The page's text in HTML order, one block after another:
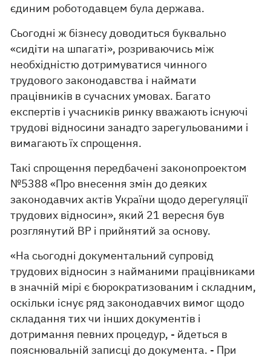
єдиним роботодавцем була держава.
Сьогодні ж бізнесу доводиться буквально
«сидіти на шпагаті», розриваючись між
необхідністю дотримуватися чинного
трудового законодавства і наймати
працівників в сучасних умовах. Багато
експертів і учасників ринку вважають існуючі
трудові відносини занадто зарегульованими і
вимагають їх спрощення.
Такі спрощення передбачені законопроектом
№5388 «Про внесення змін до деяких
законодавчих актів України щодо дерегуляції
трудових відносин», який 21 вересня був
розглянутий ВР і прийнятий за основу.
«На сьогодні документальний супровід
трудових відносин з найманими працівниками
в значній мірі є бюрократизованим і складним,
оскільки існує ряд законодавчих вимог щодо
складання тих чи інших документів і
дотримання певних процедур, - йдеться в
пояснювальній записці до документа. - При